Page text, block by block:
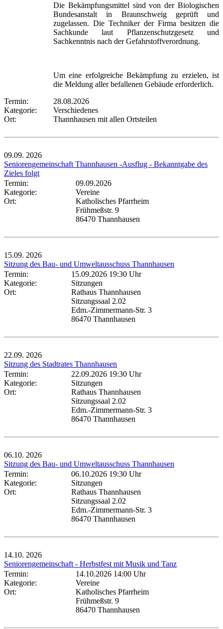
Die Bekämpfungsmittel sind von der Biologischen
Bundesanstalt in Braunschweig geprüft und
zugelassen. Die Techniker der Firma besitzen die
Sachkunde laut Pflanzenschutzgesetz und
Sachkenntnis nach der Gefahrstoffverordnung.
Um eine erfolgreiche Bekämpfung zu erzielen, ist
die Meldung aller befallenen Gebäude erforderlich.
Termin:
28.08.2026
Kategorie:
Verschiedenes
Ort:
Thannhausen mit allen Ortsteilen
09.09. 2026
Seniorengemeinschaft Thannhausen -Ausflug - Bekanntgabe des
Zieles folgt
Termin:
09.09.2026
Kategorie:
Vereine
Ort:
Katholisches Pfarrheim
Frühmeßstr. 9
86470 Thannhausen
15.09. 2026
Sitzung des Bau- und Umweltausschuss Thannhausen
Termin:
15.09.2026 19:30 Uhr
Kategorie:
Sitzungen
Ort:
Rathaus Thannhausen
Sitzungssaal 2.02
Edm.-Zimmermann-Str. 3
86470 Thannhausen
22.09. 2026
Sitzung des Stadtrates Thannhausen
Termin:
22.09.2026 19:30 Uhr
Kategorie:
Sitzungen
Ort:
Rathaus Thannhausen
Sitzungssaal 2.02
Edm.-Zimmermann-Str. 3
86470 Thannhausen
06.10. 2026
Sitzung des Bau- und Umweltausschuss Thannhausen
Termin:
06.10.2026 19:30 Uhr
Kategorie:
Sitzungen
Ort:
Rathaus Thannhausen
Sitzungssaal 2.02
Edm.-Zimmermann-Str. 3
86470 Thannhausen
14.10. 2026
Seniorengemeinschaft - Herbstfest mit Musik und Tanz
Termin:
14.10.2026 14:00 Uhr
Kategorie:
Vereine
Ort:
Katholisches Pfarrheim
Frühmeßstr. 9
86470 Thannhausen